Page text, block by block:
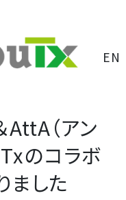
EN
（アン
のコラボ
ました